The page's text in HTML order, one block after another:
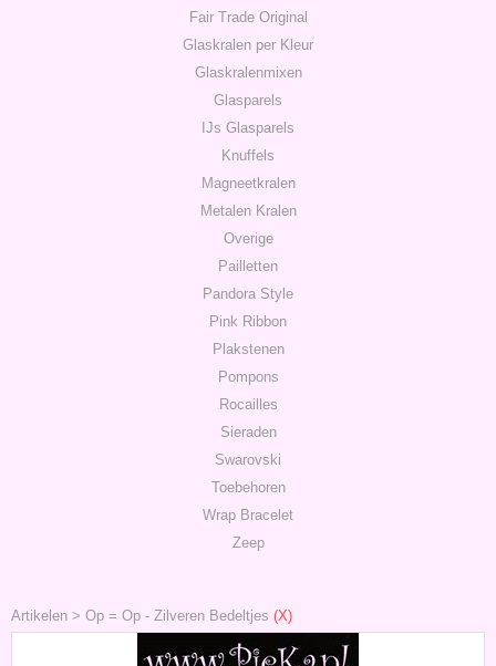
Fair Trade Original
Glaskralen per Kleur
Glaskralenmixen
Glasparels
IJs Glasparels
Knuffels
Magneetkralen
Metalen Kralen
Overige
Pailletten
Pandora Style
Pink Ribbon
Plakstenen
Pompons
Rocailles
Sieraden
Swarovski
Toebehoren
Wrap Bracelet
Zeep
Artikelen > Op = Op - Zilveren Bedeltjes (X)